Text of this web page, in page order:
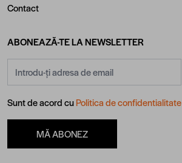
Contact
ABONEAZĂ-TE LA NEWSLETTER
Sunt de acord cuPolitica de confidentialitate
MĂ ABONEZ